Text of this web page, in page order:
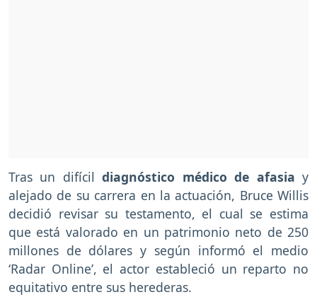
Tras un difícildiagnóstico médico de afasiay
alejado de su carrera en la actuación, Bruce Willis
decidió revisar su testamento, el cual se estima
que está valorado en un patrimonio neto de 250
millones de dólares y según informó el medio
‘Radar Online’, el actor estableció un reparto no
equitativo entre sus herederas.